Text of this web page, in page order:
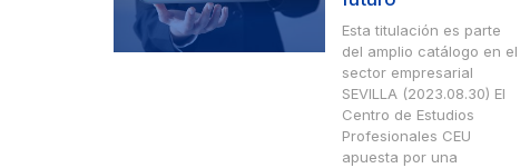
Esta titulación es parte
del amplio catálogo en el
sector empresarial
SEVILLA (2023.08.30) El
Centro de Estudios
Profesionales CEU
apuesta por una